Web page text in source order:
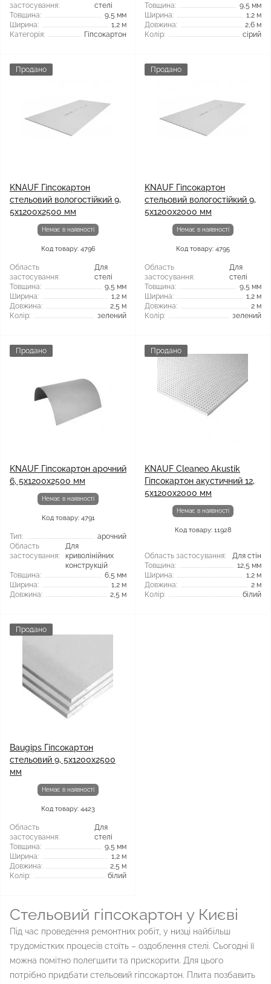
застосування:
стелі
Товщина:
9,5 мм
Ширина:
1,2 м
Категорія:
Гіпсокартон
Товщина:
9,5 мм
Ширина:
1,2 м
Довжина:
2,6 м
Колір:
сірий
Продано
KNAUF Гіпсокартон
стельовий вологостійкий 9,
5x1200x2500 мм
Немає в наявності
Код товару: 4796
Область
застосування:
Для
стелі
Товщина:
9,5 мм
Ширина:
1,2 м
Довжина:
2,5 м
Колір:
зелений
Продано
KNAUF Гіпсокартон
стельовий вологостійкий 9,
5x1200x2000 мм
Немає в наявності
Код товару: 4795
Область
застосування:
Для
стелі
Товщина:
9,5 мм
Ширина:
1,2 м
Довжина:
2 м
Колір:
зелений
Продано
KNAUF Гіпсокартон арочний
6, 5x1200x2500 мм
Немає в наявності
Код товару: 4791
Тип:
арочний
Область
застосування:
Для
криволінійних
конструкцій
Товщина:
6,5 мм
Ширина:
1,2 м
Довжина:
2,5 м
Продано
KNAUF Cleaneo Akustik
Гіпсокартон акустичний 12,
5x1200x2000 мм
Немає в наявності
Код товару: 11928
Область застосування:
Для стін
Товщина:
12,5 мм
Ширина:
1,2 м
Довжина:
2 м
Колір:
білий
Продано
Baugips Гіпсокартон
стельовий 9, 5x1200x2500
мм
Немає в наявності
Код товару: 4423
Область
застосування:
Для
стелі
Товщина:
9,5 мм
Ширина:
1,2 м
Довжина:
2,5 м
Колір:
білий
Стельовий гіпсокартон у Києві
Під час проведення ремонтних робіт, у низці найбільш
трудомістких процесів стоїть – оздоблення стелі. Сьогодні її
можна помітно полегшити та прискорити. Для цього
потрібно придбати стельовий гіпсокартон. Плита позбавить